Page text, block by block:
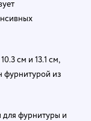
см и 13.1 см,
фурнитурой из
для фурнитуры и